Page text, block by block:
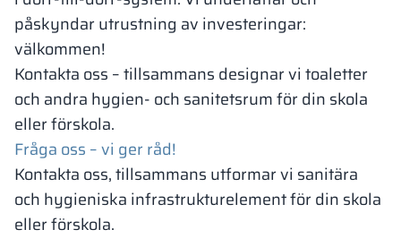
påskyndar utrustning av investeringar:
välkommen!
Kontakta oss – tillsammans designar vi toaletter
och andra hygien- och sanitetsrum för din skola
eller förskola.
Fråga oss – vi ger råd!
Kontakta oss, tillsammans utformar vi sanitära
och hygieniska infrastrukturelement för din skola
eller förskola.